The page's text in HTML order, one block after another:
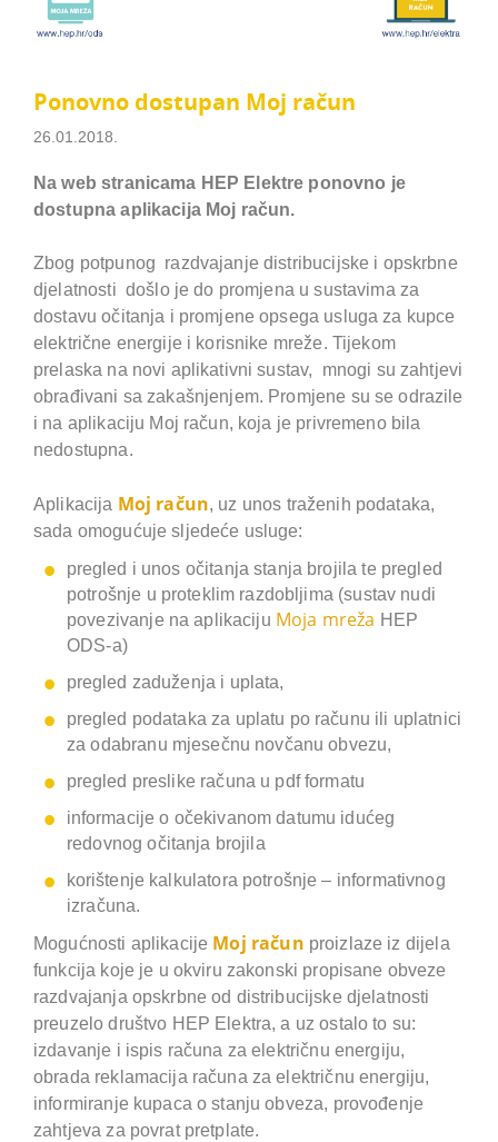
Ponovno dostupan Moj račun
26.01.2018.
Na web stranicama HEP Elektre ponovno je
dostupna aplikacija Moj račun.
Zbog potpunog razdvajanje distribucijske i opskrbne
djelatnosti došlo je do promjena u sustavima za
dostavu očitanja i promjene opsega usluga za kupce
električne energije i korisnike mreže. Tijekom
prelaska na novi aplikativni sustav, mnogi su zahtjevi
obrađivani sa zakašnjenjem. Promjene su se odrazile
i na aplikaciju Moj račun, koja je privremeno bila
nedostupna.
Aplikacija Moj račun, uz unos traženih podataka,
sada omogućuje sljedeće usluge:
pregled i unos očitanja stanja brojila te pregled
potrošnje u proteklim razdobljima (sustav nudi
povezivanje na aplikaciju Moja mreža HEP
ODS-a)
pregled zaduženja i uplata,
pregled podataka za uplatu po računu ili uplatnici
za odabranu mjesečnu novčanu obvezu,
pregled preslike računa u pdf formatu
informacije o očekivanom datumu idućeg
redovnog očitanja brojila
korištenje kalkulatora potrošnje – informativnog
izračuna.
Mogućnosti aplikacije Moj račun proizlaze iz dijela
funkcija koje je u okviru zakonski propisane obveze
razdvajanja opskrbne od distribucijske djelatnosti
preuzelo društvo HEP Elektra, a uz ostalo to su:
izdavanje i ispis računa za električnu energiju,
obrada reklamacija računa za električnu energiju,
informiranje kupaca o stanju obveza, provođenje
zahtjeva za povrat pretplate.